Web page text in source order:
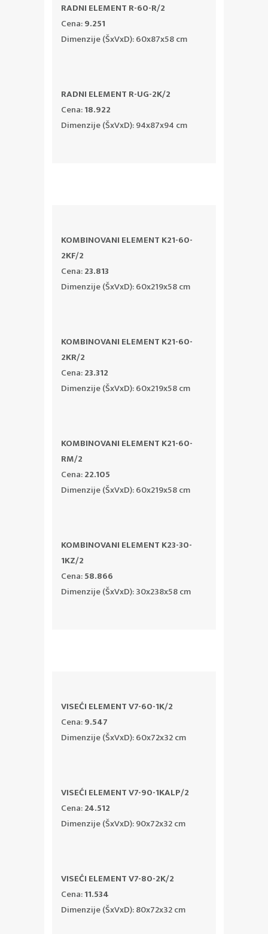
RADNI ELEMENT R-60-R/2
Cena:9.251
Dimenzije (ŠxVxD): 60x87x58 cm
RADNI ELEMENT R-UG-2K/2
Cena:18.922
Dimenzije (ŠxVxD): 94x87x94 cm
KOMBINOVANI ELEMENT K21-60-
2KF/2
Cena:23.813
Dimenzije (ŠxVxD): 60x219x58 cm
KOMBINOVANI ELEMENT K21-60-
2KR/2
Cena:23.312
Dimenzije (ŠxVxD): 60x219x58 cm
KOMBINOVANI ELEMENT K21-60-
RM/2
Cena:22.105
Dimenzije (ŠxVxD): 60x219x58 cm
KOMBINOVANI ELEMENT K23-30-
1KZ/2
Cena:58.866
Dimenzije (ŠxVxD): 30x238x58 cm
VISEĆI ELEMENT V7-60-1K/2
Cena:9.547
Dimenzije (ŠxVxD): 60x72x32 cm
VISEĆI ELEMENT V7-90-1KALP/2
Cena:24.512
Dimenzije (ŠxVxD): 90x72x32 cm
VISEĆI ELEMENT V7-80-2K/2
Cena:11.534
Dimenzije (ŠxVxD): 80x72x32 cm